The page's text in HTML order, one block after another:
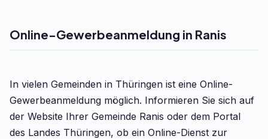
Online-Gewerbeanmeldung in Ranis
In vielen Gemeinden in Thüringen ist eine Online-
Gewerbeanmeldung möglich. Informieren Sie sich auf
der Website Ihrer Gemeinde Ranis oder dem Portal
des Landes Thüringen, ob ein Online-Dienst zur